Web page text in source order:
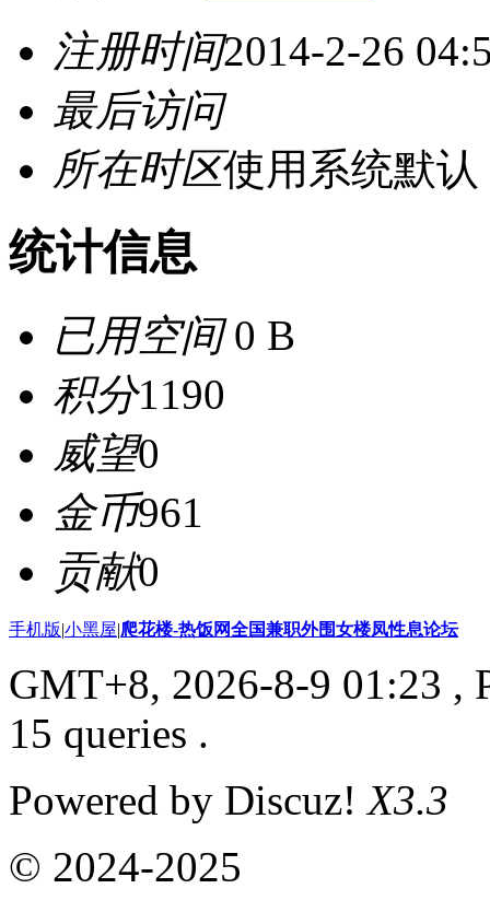
注册时间2014-2-26
最后访问
所在时区使用系统默认
统计信息
已用空间0 B
积分1190
威望0
金币961
贡献0
手机版|小黑屋|爬花楼-热饭网全国兼职外围女楼凤性息论坛
GMT+8, 2026-8-9 01:23 ,
15 queries .
Powered by Discuz!X3.3
© 2024-2025